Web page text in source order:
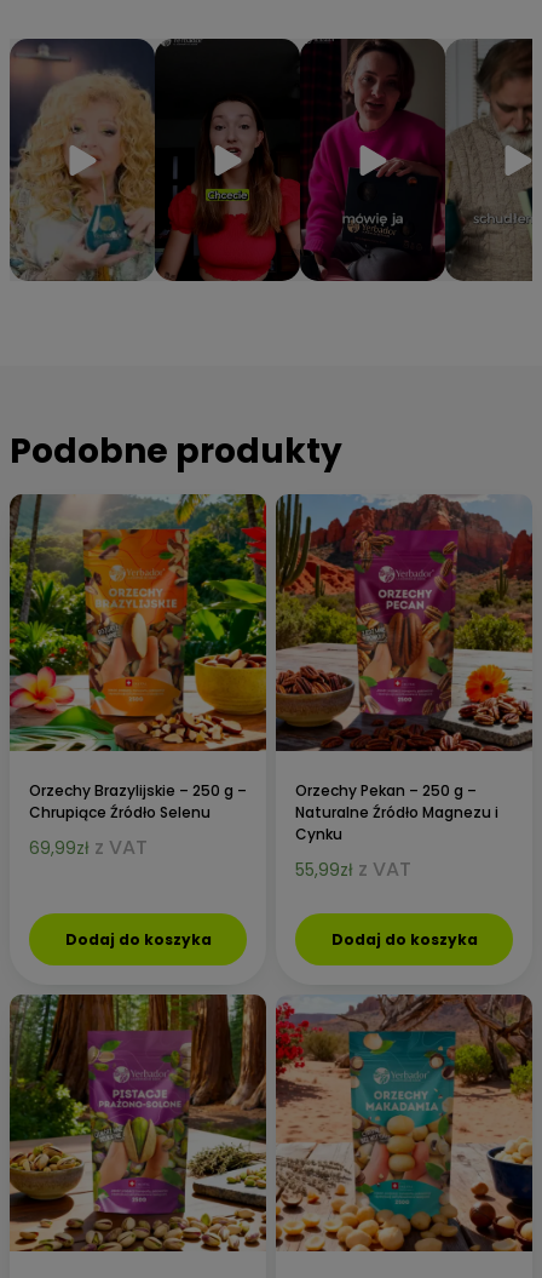
Podobne produkty
Orzechy Brazylijskie – 250 g –
Chrupiące Źródło Selenu
69,99zł z VAT
Dodaj do koszyka
Orzechy Pekan – 250 g –
Naturalne Źródło Magnezu i
Cynku
55,99zł z VAT
Dodaj do koszyka